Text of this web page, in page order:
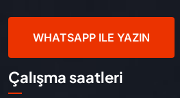
WHATSAPP ILE YAZIN
Çalışma saatleri